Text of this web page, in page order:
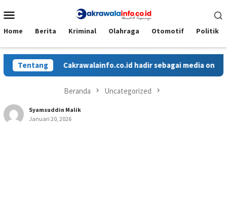
ke
Mobile
Home Berita Kriminal Olahraga Otomotif Politik
TentangCakrawalainfo.co.id hadir sebagai media online
Beranda Uncategorized
Syamsuddin Malik
Januari 20, 2026